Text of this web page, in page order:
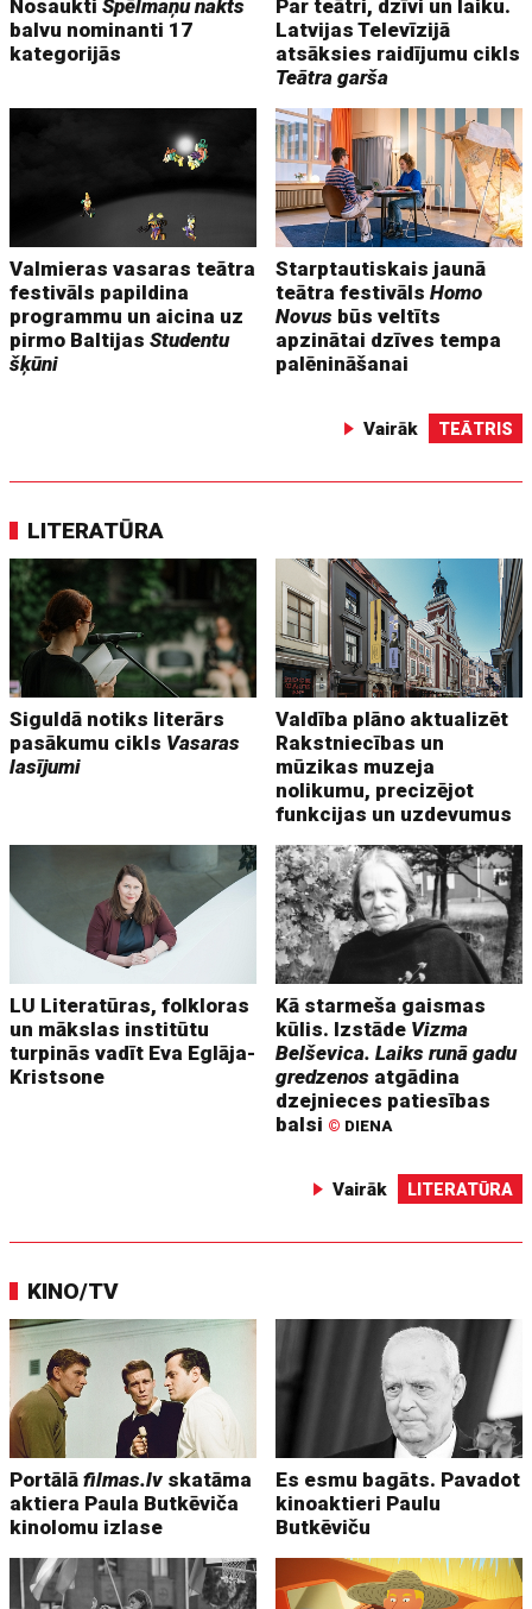
NosauktiSpēlmaņu nakts
balvu nominanti 17
kategorijās
Par teātri, dzīvi un laiku.
Latvijas Televīzijā
atsāksies raidījumu cikls
Teātra garša
Valmieras vasaras teātra
festivāls papildina
programmu un aicina uz
pirmo BaltijasStudentu
šķūni
Starptautiskais jaunā
teātra festivālsHomo
Novus būs veltīts
apzinātai dzīves tempa
palēnināšanai
Vairāk TEĀTRIS
LITERATŪRA
Siguldā notiks literārs
pasākumu cikls Vasaras
lasījumi
Valdība plāno aktualizēt
Rakstniecības un
mūzikas muzeja
nolikumu, precizējot
funkcijas un uzdevumus
LU Literatūras, folkloras
un mākslas institūtu
turpinās vadīt Eva Eglāja-
Kristsone
Kā starmeša gaismas
kūlis. Izstāde Vizma
Belševica. Laiks runā gadu
gredzenos atgādina
dzejnieces patiesības
balsi © DIENA
Vairāk LITERATŪRA
KINO/TV
Portālāfilmas.lv skatāma
aktiera Paula Butkēviča
kinolomu izlase
Es esmu bagāts. Pavadot
kinoaktieri Paulu
Butkēviču